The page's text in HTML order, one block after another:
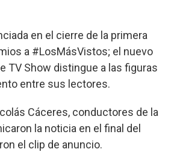
en el cierre de la primera
a #LosMásVistos; el nuevo
TV Show distingue a las figuras
entre sus lectores.
Cáceres, conductores de la
la noticia en el final del
el clip de anuncio.